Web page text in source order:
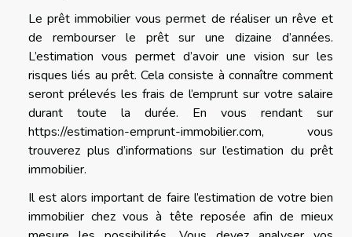
Le prêt immobilier vous permet de réaliser un rêve et
de rembourser le prêt sur une dizaine d’années.
L’estimation vous permet d’avoir une vision sur les
risques liés au prêt. Cela consiste à connaître comment
seront prélevés les frais de l’emprunt sur votre salaire
durant toute la durée. En vous rendant sur
https://estimation-emprunt-immobilier.com, vous
trouverez plus d’informations sur l’estimation du prêt
immobilier.
Il est alors important de faire l’estimation de votre bien
immobilier chez vous à tête reposée afin de mieux